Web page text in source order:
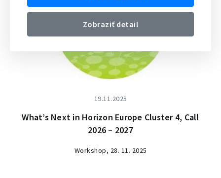
19.11.2025
What’s Next in Horizon Europe Cluster 4, Call
2026 – 2027
Workshop, 28. 11. 2025
Zobraziť detail